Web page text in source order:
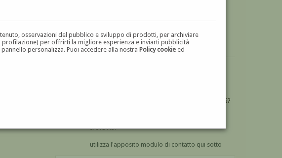
osservazioni del pubblico e sviluppo di prodotti, per archiviare
per offrirti la migliore esperienza e inviarti pubblicità
personalizza. Puoi accedere alla nostraPolicy cookie ed
UN'OPERA DI ITALO DE SANCTIS?
SANCTIS?
utilizza l'apposito modulo di contatto qui sotto